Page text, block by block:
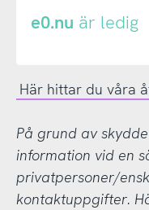
eller
e0.nu är ledig
Här hittar du våra
På grund av
information vid en
privatpersoner/
kontaktuppgifter.